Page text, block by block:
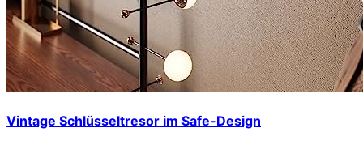
Vintage Schlüsseltresor im Safe-Design